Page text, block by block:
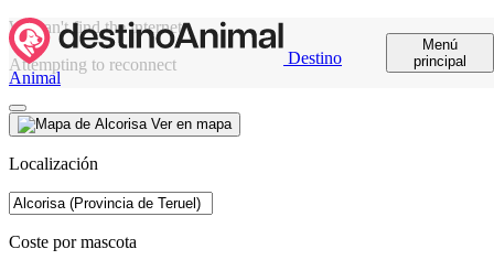
Destino
Animal
Menú
principal
We can't find the internet
Attempting to reconnect
Ver en mapa
Localización
Coste por mascota